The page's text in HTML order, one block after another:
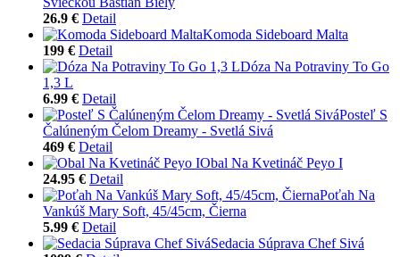
26.9 € Detail
Komoda Sideboard Malta
199 € Detail
Dóza Na Potraviny To Go
1,3 L
6.99 € Detail
Posteľ S
Čalúneným Čelom Dreamy - Svetlá Sivá
469 € Detail
Obal Na Kvetináč Peyo I
24.95 € Detail
Poťah Na
Vankúš Mary Soft, 45/45cm, Čierna
5.99 € Detail
Sedacia Súprava Chef Sivá